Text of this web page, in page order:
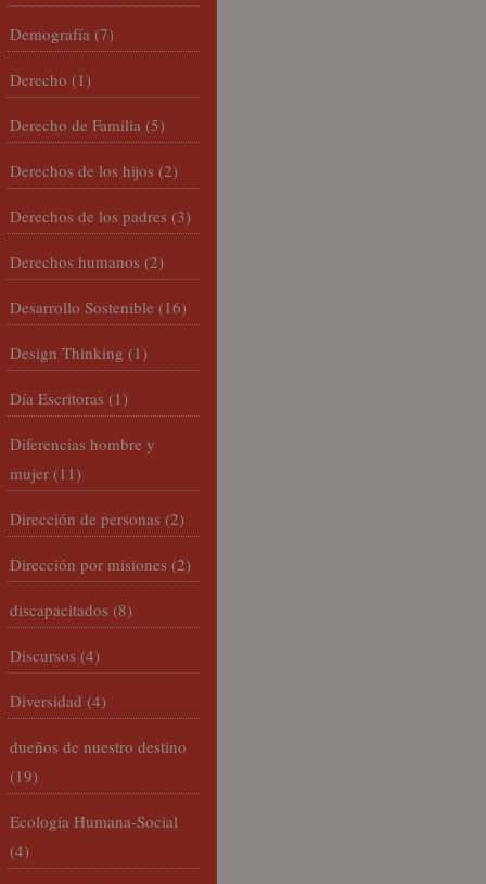
Demografía (7)
Derecho (1)
Derecho de Familia (5)
Derechos de los hijos (2)
Derechos de los padres (3)
Derechos humanos (2)
Desarrollo Sostenible (16)
Design Thinking (1)
Día Escritoras (1)
Diferencias hombre y
mujer (11)
Dirección de personas (2)
Dirección por misiones (2)
discapacitados (8)
Discursos (4)
Diversidad (4)
dueños de nuestro destino
(19)
Ecología Humana-Social
(4)